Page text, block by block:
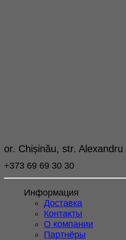
or. Chișinău, str.
+373 69 69 30 30
Информация
Доставка
Контакты
О компании
Партнёры